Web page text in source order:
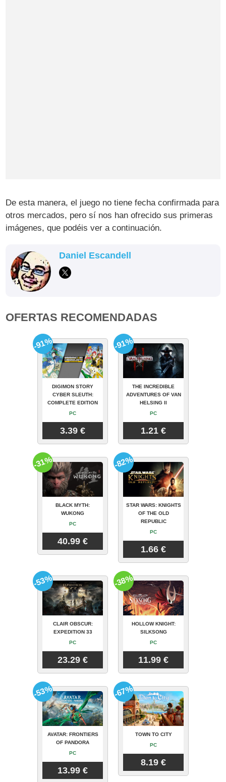
De esta manera, el juego no tiene fecha confirmada para
otros mercados, pero sí nos han ofrecido sus primeras
imágenes, que podéis ver a continuación.
Daniel Escandell
OFERTAS RECOMENDADAS
DIGIMON STORY
CYBER SLEUTH:
COMPLETE EDITION
PC
3.39 €
-91%
THE INCREDIBLE
ADVENTURES OF VAN
HELSING II
PC
1.21 €
-91%
BLACK MYTH:
WUKONG
PC
40.99 €
-31%
STAR WARS: KNIGHTS
OF THE OLD
REPUBLIC
PC
1.66 €
-82%
CLAIR OBSCUR:
EXPEDITION 33
PC
23.29 €
-53%
HOLLOW KNIGHT:
SILKSONG
PC
11.99 €
-38%
AVATAR: FRONTIERS
OF PANDORA
PC
13.99 €
-53%
TOWN TO CITY
PC
8.19 €
-67%